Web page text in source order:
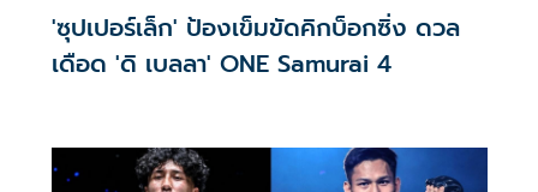
'ซุปเปอร์เล็ก' ป้องเข็มขัดคิกบ็อกซิ่ง ดวล
เดือด 'ดิ เบลลา' ONE Samurai 4